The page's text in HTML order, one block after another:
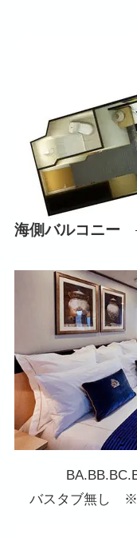
海側バルコニー
バスタブ無し